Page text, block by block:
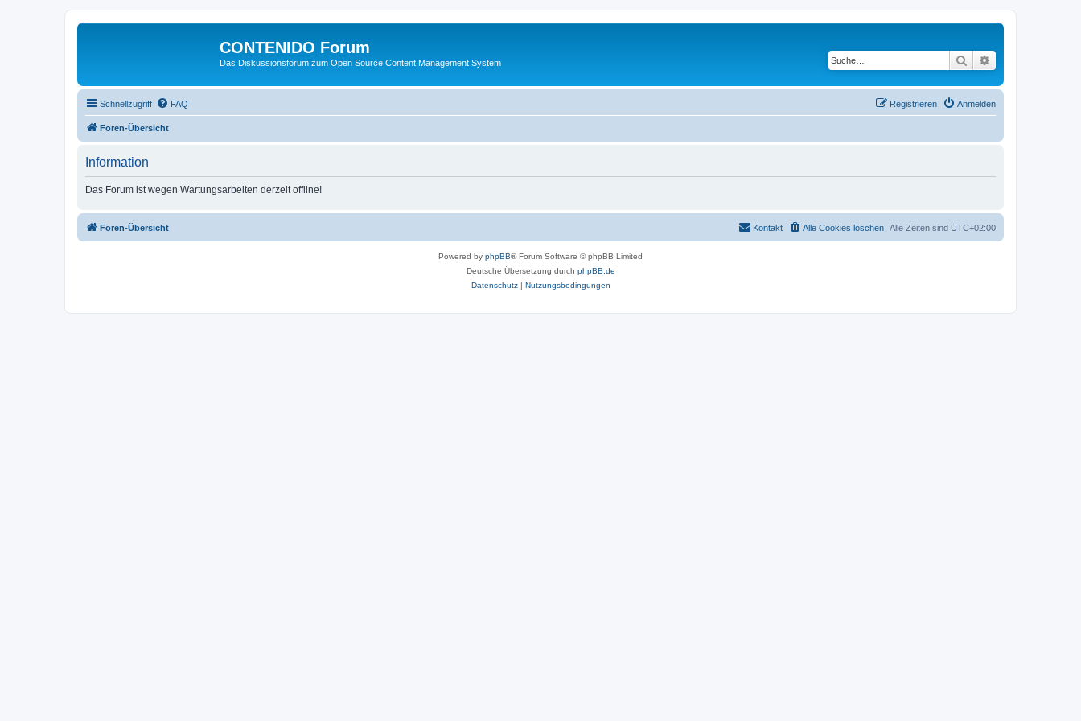
CONTENIDO Forum
Das Diskussionsforum zum Open Source Content Management System Suche
Schnellzugriff FAQ Anmelden
Registrieren
Foren-Übersicht
Information
Das Forum ist wegen Wartungsarbeiten derzeit offline!
Foren-Übersicht Alle Zeiten sind UTC+02:00
Alle Cookies löschen
Kontakt
Powered by phpBB® Forum Software © phpBB Limited
Deutsche Übersetzung durch phpBB.de
Datenschutz| Nutzungsbedingungen